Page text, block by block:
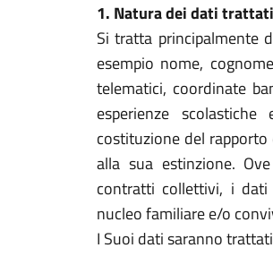
1. Natura dei dati
Si tratta principalmente
esempio nome,
telematici, coordinate
esperienze
costituzione del
alla sua estinzione.
contratti collettivi, i dati
nucleo familiare e/o
I Suoi dati saranno